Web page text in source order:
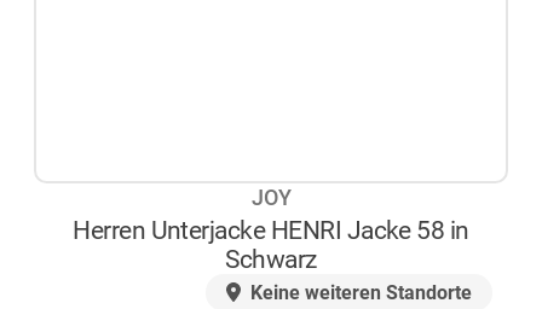
JOY
Herren Unterjacke HENRI Jacke 58 in
Schwarz
Keine weiteren Standorte